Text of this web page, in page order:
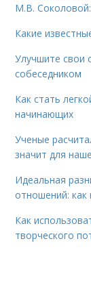
М.В.
Какие
Улучшите свои
собеседником
Как стать
начинающих
Ученые
значит для
Идеальная
отношений: как
Как
творческого